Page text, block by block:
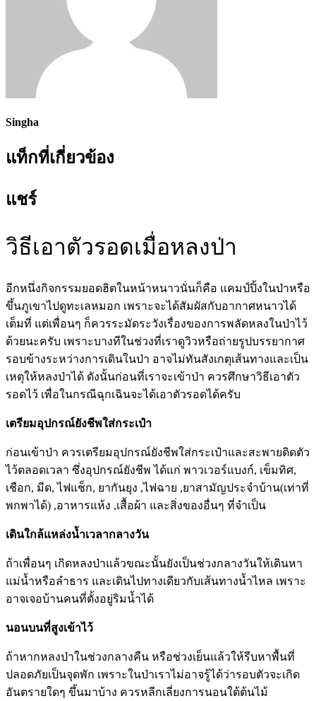
Singha
แท็กที่เกี่ยวข้อง
แชร์
วิธีเอาตัวรอดเมื่อหลงป่า
อีกหนึ่งกิจกรรมยอดฮิตในหน้าหนาวนั่นก็คือ แคมป์ปิ้งในป่าหรือ
ขึ้นภูเขาไปดูทะเลหมอก เพราะจะได้สัมผัสกับอากาศหนาวได้
เต็มที่ แต่เพื่อนๆ ก็ควรระมัดระวังเรื่องของการพลัดหลงในป่าไว้
ด้วยนะครับ เพราะบางทีในช่วงที่เราดูวิวหรือถ่ายรูปบรรยากาศ
รอบข้างระหว่างการเดินในป่า อาจไม่ทันสังเกตุเส้นทางและเป็น
เหตุให้หลงป่าได้ ดังนั้นก่อนที่เราจะเข้าป่า ควรศึกษาวิธีเอาตัว
รอดไว้ เพื่อในกรณีฉุกเฉินจะได้เอาตัวรอดได้ครับ
เตรียมอุปกรณ์ยังชีพใส่กระเป๋า
ก่อนเข้าป่า ควรเตรียมอุปกรณ์ยังชีพใส่กระเป๋าและสะพายติดตัว
ไว้ตลอดเวลา ซึ่งอุปกรณ์ยังชีพ ได้แก่ พาวเวอร์แบงก์, เข็มทิศ,
เชือก, มีด, ไฟแช็ก, ยากันยุง ,ไฟฉาย ,ยาสามัญประจำบ้าน(เท่าที่
พกพาได้) ,อาหารแห้ง ,เสื้อผ้า และสิ่งของอื่นๆ ที่จำเป็น
เดินใกล้แหล่งน้ำเวลากลางวัน
ถ้าเพื่อนๆ เกิดหลงป่าแล้วขณะนั้นยังเป็นช่วงกลางวันให้เดินหา
แม่น้ำหรือลำธาร และเดินไปทางเดียวกับเส้นทางน้ำไหล เพราะ
อาจเจอบ้านคนที่ตั้งอยู่ริมน้ำได้
นอนบนที่สูงเข้าไว้
ถ้าหากหลงป่าในช่วงกลางคืน หรือช่วงเย็นแล้วให้รีบหาพื้นที่
ปลอดภัยเป็นจุดพัก เพราะในป่าเราไม่อาจรู้ได้ว่ารอบตัวจะเกิด
อันตรายใดๆ ขึ้นมาบ้าง ควรหลีกเลี่ยงการนอนใต้ต้นไม้